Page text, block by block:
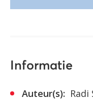
Informatie
Auteur(s): Radi